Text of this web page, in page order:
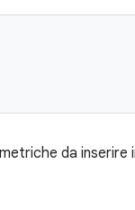
da inserire